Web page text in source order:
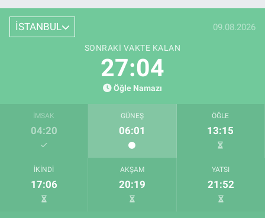
İSTANBUL 09.08.2026
SONRAKI VAKTE KALAN
27:03
Öğle Namazı
İMSAK
04:20
GÜNEŞ
06:01
ÖĞLE
13:15
İKINDI
17:06
AKŞAM
20:19
YATSI
21:52